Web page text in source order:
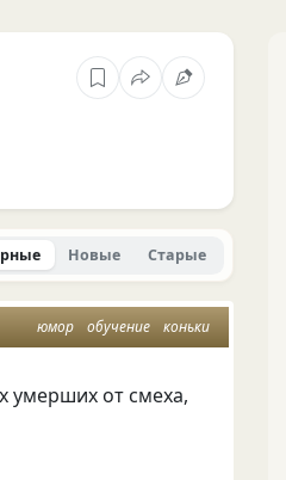
Новые Старые
юмор обучение коньки
умерших от смеха,